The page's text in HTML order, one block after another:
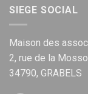
SIEGE SOCIAL
Maison des
2, rue de la
34790, GRABELS